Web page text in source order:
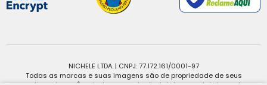
NICHELE LTDA. | CNPJ: 77.172.161/0001-97
Todas as marcas e suas imagens são de propriedade de seus